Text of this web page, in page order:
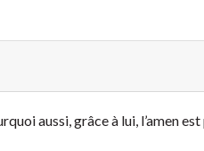
aussi, grâce à lui, l’amen